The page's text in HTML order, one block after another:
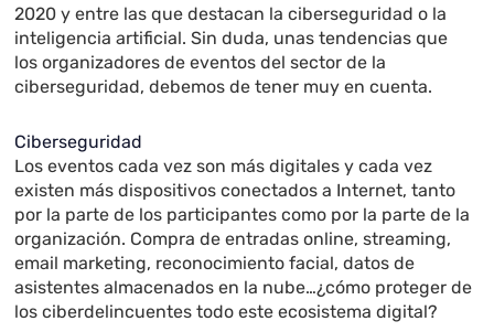
2020 y entre las que destacan la ciberseguridad o la
inteligencia artificial. Sin duda, unas tendencias que
los organizadores de eventos del sector de la
ciberseguridad, debemos de tener muy en cuenta.
Ciberseguridad
Los eventos cada vez son más digitales y cada vez
existen más dispositivos conectados a Internet, tanto
por la parte de los participantes como por la parte de la
organización. Compra de entradas online, streaming,
email marketing, reconocimiento facial, datos de
asistentes almacenados en la nube…¿cómo proteger de
los ciberdelincuentes todo este ecosistema digital?